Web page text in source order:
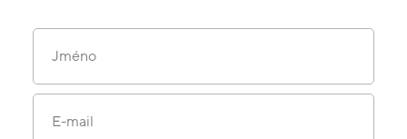
Jméno
E-mail